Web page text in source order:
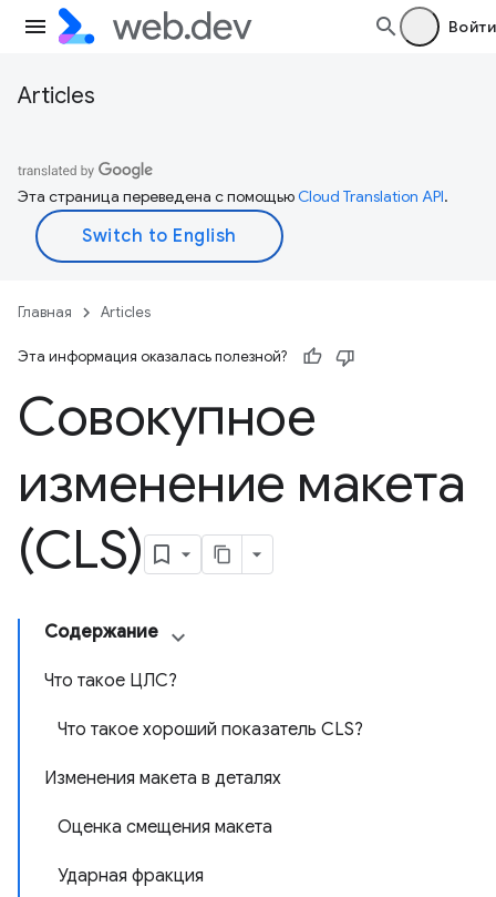
Войти
Articles
Эта страница переведена с помощьюCloud Translation API.
Главная Articles
Эта информация оказалась полезной?
Совокупное
изменение макета
(CLS)
Содержание
Что такое ЦЛС?
Что такое хороший показатель CLS?
Изменения макета в деталях
Оценка смещения макета
Ударная фракция